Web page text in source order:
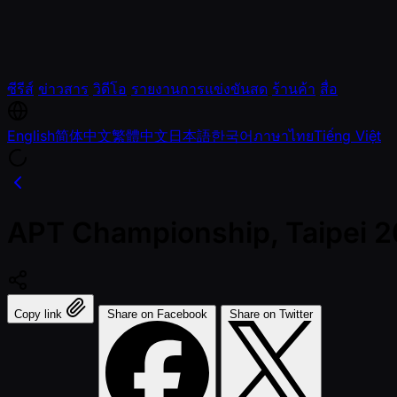
ซีรีส์ ข่าวสาร วิดีโอ รายงานการแข่งขันสด ร้านค้า สื่อ
English简体中文繁體中文日本語한국어ภาษาไทยTiếng Việt
Copy link Share on Facebook Share on Twitter